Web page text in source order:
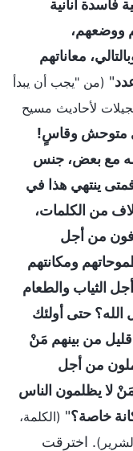
أنانية
ووضعهم،
معاناتهم
" (من "يجب أن يبدأ
لأحاديث مسيح
متوحش وقاسٍ!
مع بعض، جنس
ينتهي هذا في
من الكلمات،
من أجل
ومكانتهم
الثياب والطعام
حتى أولئك
من بينهم مَنْ
من أجل
لا يظلمون الناس
خاصة؟" (الكلمة،
. اخترقت